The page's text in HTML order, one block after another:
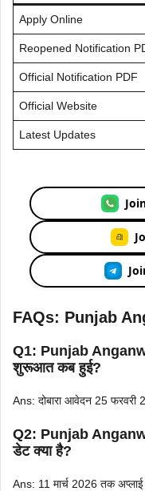
Apply Online
Reopened Notification
Official Notification PDF
Official Website
Latest Updates
FAQs: Punjab
Q1: Punjab
शुरूआत कब हुई?
Ans: दोबारा आवेदन 25
Q2: Punjab
डेट क्या है?
Ans: 11 मार्च 2026 तक